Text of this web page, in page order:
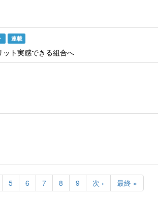
連載
ト実感できる組合へ
Page
5 Page
6 Page
7 Page
8 Page
9
次
ペ
次 ›
最
終
最終 »